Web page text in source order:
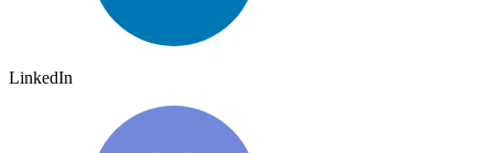
LinkedIn